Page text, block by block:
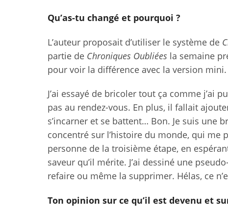
Qu’as-tu changé et pourquoi ?
L’auteur proposait d’utiliser le système de
partie de Chroniques Oubliées la semaine
pour voir la différence avec la version mini.
J’ai essayé de bricoler tout ça comme j’ai
pas au rendez-vous. En plus, il fallait
s’incarner et se battent… Bon. Je suis une
concentré sur l’histoire du monde, qui me
personne de la troisième étape, en
saveur qu’il mérite. J’ai dessiné une
refaire ou même la supprimer. Hélas, ce
Ton opinion sur ce qu’il est devenu et